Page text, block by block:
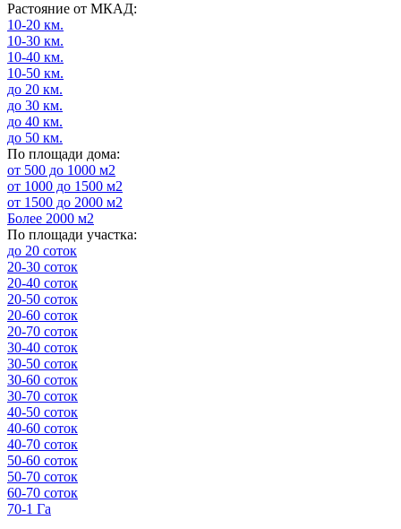
Растояние от МКАД:
10-20 км.
10-30 км.
10-40 км.
10-50 км.
до 20 км.
до 30 км.
до 40 км.
до 50 км.
По площади дома:
от 500 до 1000 м2
от 1000 до 1500 м2
от 1500 до 2000 м2
Более 2000 м2
По площади участка:
до 20 соток
20-30 соток
20-40 соток
20-50 соток
20-60 соток
20-70 соток
30-40 соток
30-50 соток
30-60 соток
30-70 соток
40-50 соток
40-60 соток
40-70 соток
50-60 соток
50-70 соток
60-70 соток
70-1 Га